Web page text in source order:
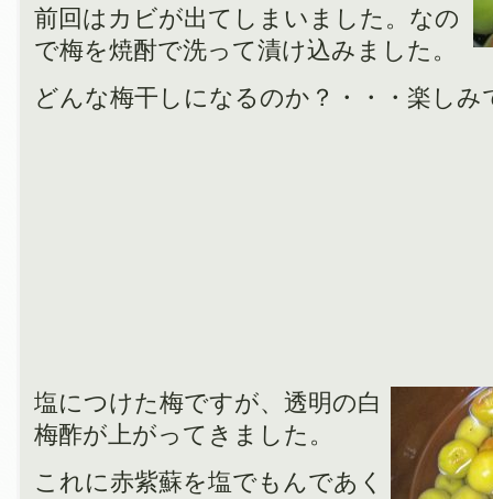
前回はカビが出てしまいました。なの
で梅を焼酎で洗って漬け込みました。
どんな梅干しになるのか？・・・楽しみ
塩につけた梅ですが、透明の白
梅酢が上がってきました。
これに赤紫蘇を塩でもんであく